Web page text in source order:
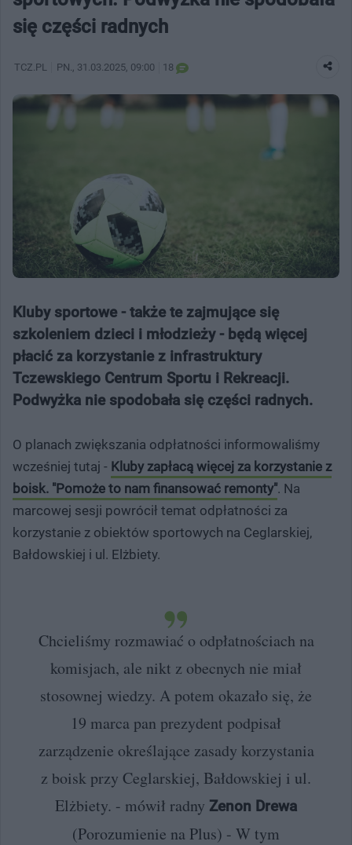
się części radnych
TCZ.PL PN. , 31.03.2025, 09:00 18
Kluby sportowe - także te zajmujące się
szkoleniem dzieci i młodzieży - będą więcej
płacić za korzystanie z infrastruktury
Tczewskiego Centrum Sportu i Rekreacji.
Podwyżka nie spodobała się części radnych.
O planach zwiększania odpłatności informowaliśmy
wcześniej tutaj - Kluby zapłacą więcej za korzystanie z
boisk. "Pomoże to nam finansować remonty". Na
marcowej sesji powrócił temat odpłatności za
korzystanie z obiektów sportowych na Ceglarskiej,
Bałdowskiej i ul. Elżbiety.
Chcieliśmy rozmawiać o odpłatnościach na
komisjach, ale nikt z obecnych nie miał
stosownej wiedzy. A potem okazało się, że
19 marca pan prezydent podpisał
zarządzenie określające zasady korzystania
z boisk przy Ceglarskiej, Bałdowskiej i ul.
Elżbiety. - mówił radny Zenon Drewa
(Porozumienie na Plus) - W tym